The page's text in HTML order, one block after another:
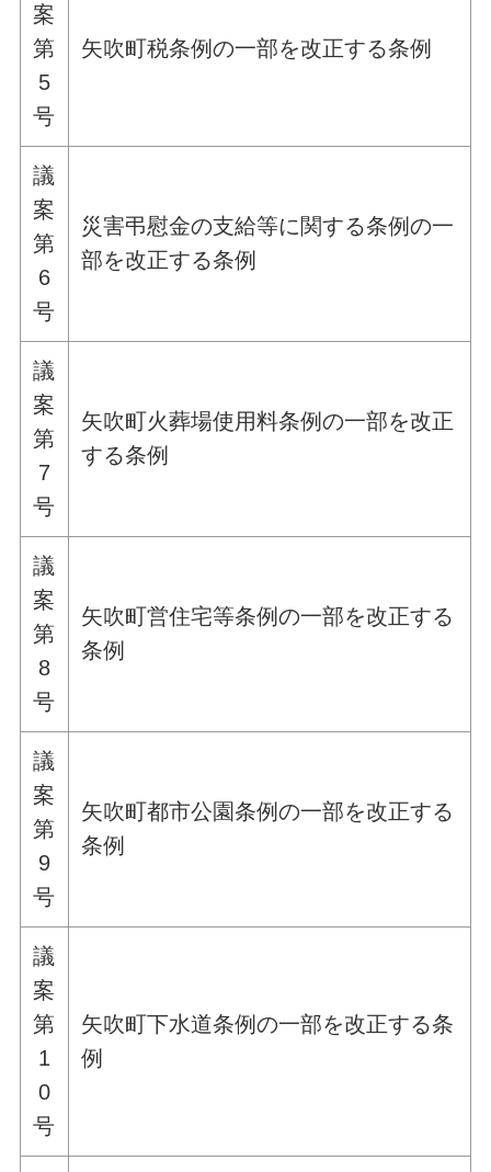
案
第
5
号
矢吹町税条例の一部を改正する条例
議
案
第
6
号
災害弔慰金の支給等に関する条例の一
部を改正する条例
議
案
第
7
号
矢吹町火葬場使用料条例の一部を改正
する条例
議
案
第
8
号
矢吹町営住宅等条例の一部を改正する
条例
議
案
第
9
号
矢吹町都市公園条例の一部を改正する
条例
議
案
第
1
0
号
矢吹町下水道条例の一部を改正する条
例